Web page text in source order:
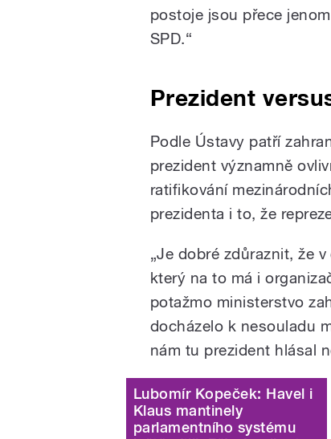
postoje jsou přece
SPD.“
Prezident
Podle Ústavy patří
prezident významně
ratifikování
prezidenta i to, že
„Je dobré zdůraznit, že
který na to má i
potažmo ministerstvo
docházelo k nesouladu
nám tu prezident hlásal
Lubomír Kopeček: Havel i
Klaus mantinely
parlamentního systému